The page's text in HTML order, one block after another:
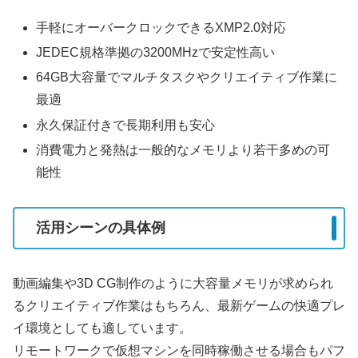
手軽にオーバークロックできるXMP2.0対応
JEDEC規格準拠の3200MHzで安定性高い
64GB大容量でマルチタスクやクリエイティブ作業に
最適
永久保証付きで長期利用も安心
消費電力と発熱は一般的なメモリより若干多めの可
能性
活用シーンの具体例
動画編集や3D CG制作のように大容量メモリが求められ
るクリエイティブ作業はもちろん、最新ゲームの快適プレ
イ環境としても適しています。
リモートワークで仮想マシンを同時稼働させる場合もパフ